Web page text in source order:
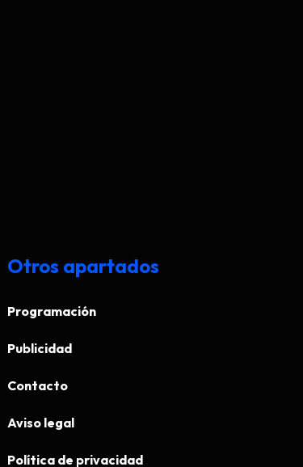
Otros apartados
Programación
Publicidad
Contacto
Aviso legal
Política de privacidad